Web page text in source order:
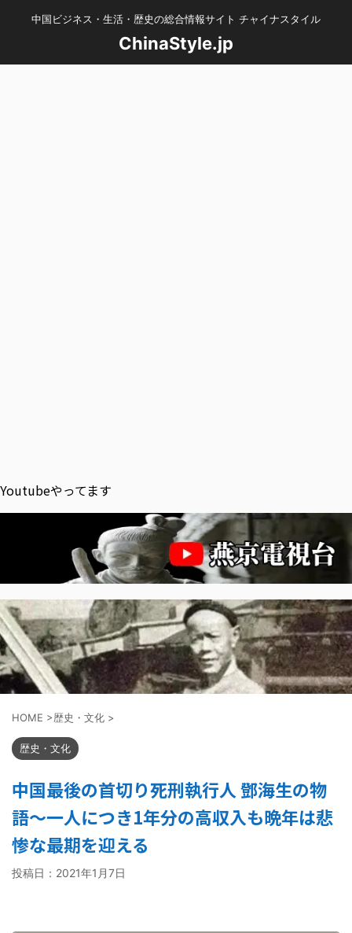
中国ビジネス・生活・歴史の総合情報サイト チャイナスタイル
ChinaStyle.jp
Youtubeやってます
HOME >歴史・文化 >
歴史・文化
中国最後の首切り死刑執行人 鄧海生の物
語～一人につき1年分の高収入も晩年は悲
惨な最期を迎える
投稿日： 2021年1月7日